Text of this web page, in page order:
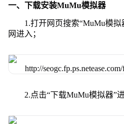
一、下载安装MuMu模拟器
1.打开网页搜索“MuMu模
网进入；
2.点击“下载MuMu模拟器”